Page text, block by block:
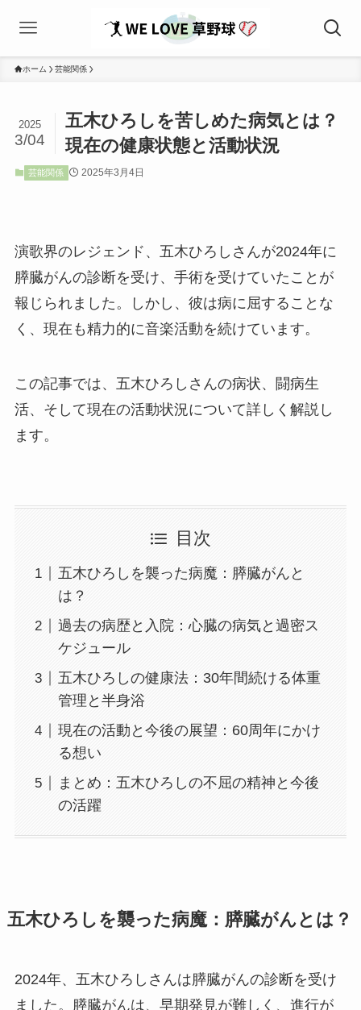
ホーム 芸能関係
五木ひろしを苦しめた病気とは？
現在の健康状態と活動状況
2025
3/04
芸能関係 2025年3月4日
演歌界のレジェンド、五木ひろしさんが2024年に
膵臓がんの診断を受け、手術を受けていたことが
報じられました。しかし、彼は病に屈することな
く、現在も精力的に音楽活動を続けています。
この記事では、五木ひろしさんの病状、闘病生
活、そして現在の活動状況について詳しく解説し
ます。
目次
五木ひろしを襲った病魔：膵臓がんと
は？
過去の病歴と入院：心臓の病気と過密ス
ケジュール
五木ひろしの健康法：30年間続ける体重
管理と半身浴
現在の活動と今後の展望：60周年にかけ
る想い
まとめ：五木ひろしの不屈の精神と今後
の活躍
五木ひろしを襲った病魔：膵臓がんとは？
2024年、五木ひろしさんは膵臓がんの診断を受け
ました。膵臓がんは、早期発見が難しく、進行が